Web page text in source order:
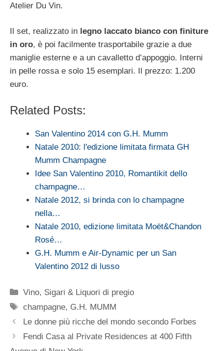
Atelier Du Vin.
Il set, realizzato in legno laccato bianco con finiture
in oro, è poi facilmente trasportabile grazie a due
maniglie esterne e a un cavalletto d’appoggio. Interni
in pelle rossa e solo 15 esemplari. Il prezzo: 1.200
euro.
Related Posts:
San Valentino 2014 con G.H. Mumm
Natale 2010: l'edizione limitata firmata GH
Mumm Champagne
Idee San Valentino 2010, Romantikit dello
champagne…
Natale 2012, si brinda con lo champagne
nella…
Natale 2010, edizione limitata Moët&Chandon
Rosé…
G.H. Mumm e Air-Dynamic per un San
Valentino 2012 di lusso
Categorie
Vino, Sigari & Liquori di pregio
Tag
champagne, G.H. MUMM
Le donne più ricche del mondo secondo Forbes
Fendi Casa al Private Residences at 400 Fifth